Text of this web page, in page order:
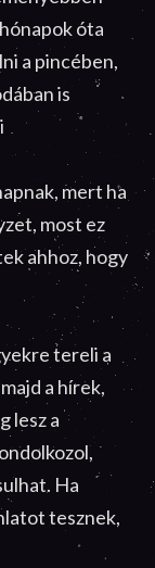
óta
a pincében,
is
mert ha
most ez
ahhoz, hogy
tereli a
a hírek,
lesz a
Ha
tesznek,